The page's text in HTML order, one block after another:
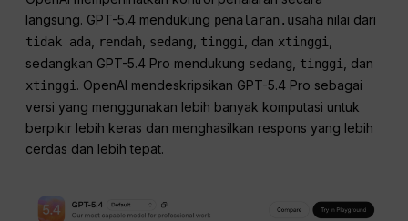
langsung. GPT-5.4 mendukung penalaran.usaha nilai dari
tidak ada rendah sedang tinggi , dan xtinggi
sedangkan GPT-5.4 Pro mendukung sedang tinggi , dan
xtinggi . OpenAI mendeskripsikan GPT-5.4 Pro sebagai
versi yang menggunakan lebih banyak komputasi untuk
berpikir lebih keras dan menghasilkan respons yang lebih
cerdas dan lebih tepat.